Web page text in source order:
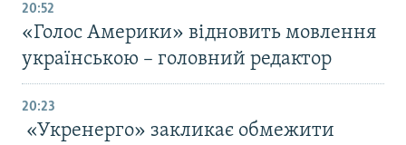
20:52
«Голос Америки» відновить мовлення
українською – головний редактор
20:23
«Укренерго» закликає обмежити